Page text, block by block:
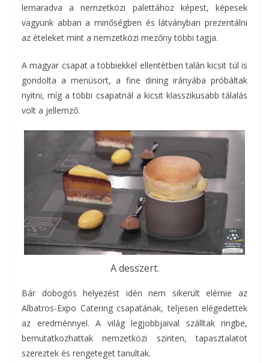
lemaradva a nemzetközi palettához képest, képesek
vagyunk abban a minőségben és látványban prezentálni
az ételeket mint a nemzetközi mezőny többi tagja.
A magyar csapat a többiekkel ellentétben talán kicsit túl is
gondolta a menüsort, a fine dining irányába próbáltak
nyitni, míg a többi csapatnál a kicsit klasszikusabb tálalás
volt a jellemző.
A desszert.
Bár dobogós helyezést idén nem sikerült elérnie az
Albatros-Expo Catering csapatának, teljesen elégedettek
az eredménnyel. A világ legjobbjaival szálltak ringbe,
bemutatkozhattak nemzetközi szinten, tapasztalatot
szereztek és rengeteget tanultak.